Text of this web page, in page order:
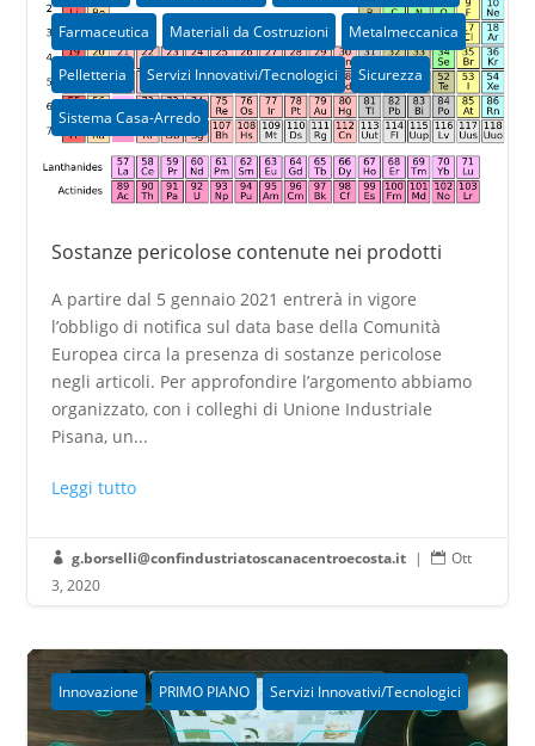
Farmaceutica Materiali da Costruzioni Metalmeccanica
Pelletteria Servizi Innovativi/Tecnologici Sicurezza
Sistema Casa-Arredo
Sostanze pericolose contenute nei prodotti
A partire dal 5 gennaio 2021 entrerà in vigore
l’obbligo di notifica sul data base della Comunità
Europea circa la presenza di sostanze pericolose
negli articoli. Per approfondire l’argomento abbiamo
organizzato, con i colleghi di Unione Industriale
Pisana, un...
Leggi tutto
 g.borselli@confindustriatoscanacentroecosta.it |  Ott
3, 2020
Innovazione PRIMO PIANO Servizi Innovativi/Tecnologici